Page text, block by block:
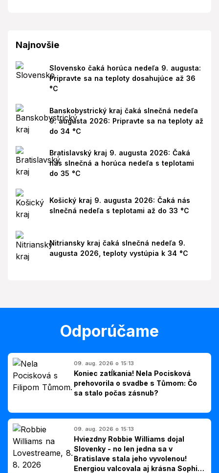
Najnovšie
Slovensko čaká horúca nedeľa 9. augusta:
Pripravte sa na teploty dosahujúce až 36
°C
Banskobystrický kraj čaká slnečná nedeľa
9. augusta 2026: Pripravte sa na teploty až
do 34 °C
Bratislavský kraj 9. augusta 2026: Čaká
nás slnečná a horúca nedeľa s teplotami
do 35 °C
Košický kraj 9. augusta 2026: Čaká nás
slnečná nedeľa s teplotami až do 33 °C
Nitriansky kraj čaká slnečná nedeľa 9.
augusta 2026, teploty vystúpia k 34 °C
Odporúčame
09. aug. 2026 o 15:13
Koniec zatĺkania! Nela Pocisková
prehovorila o svadbe s Tůmom: Čo
sa stalo počas zásnub?
09. aug. 2026 o 15:13
Hviezdny Robbie Williams dojal
Slovenky - no len jedna sa v
Bratislave stala jeho vyvolenou!
Energiou valcovala aj krásna Sophie